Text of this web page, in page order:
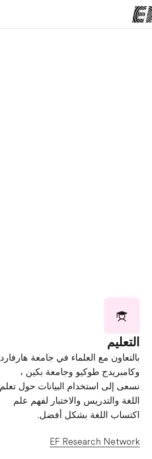
التعليم
بالتعاون مع العلماء في جامعة هارفارد
وكامبريدج طوكيو وجامعة بكين ،
نسعى إلى استخدام البيانات حول تعلم
اللغة والتدريس والاختبار لفهم علم
اكتساب اللغة بشكل أفضل.
EF Research Network